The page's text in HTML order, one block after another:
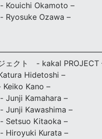
Kouichi Okamoto –
Ozawa –
ェクト - kakal PROJECT
Hidetoshi –
Kano –
Kamahara –
Kawashima –
Setsuo Kitaoka –
Hiroyuki Kurata –